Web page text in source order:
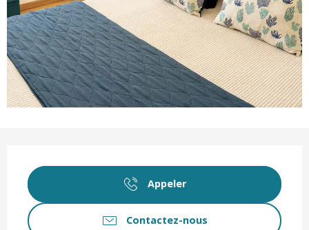
Ouverture et coordonnées
Appeler
Contactez-nous